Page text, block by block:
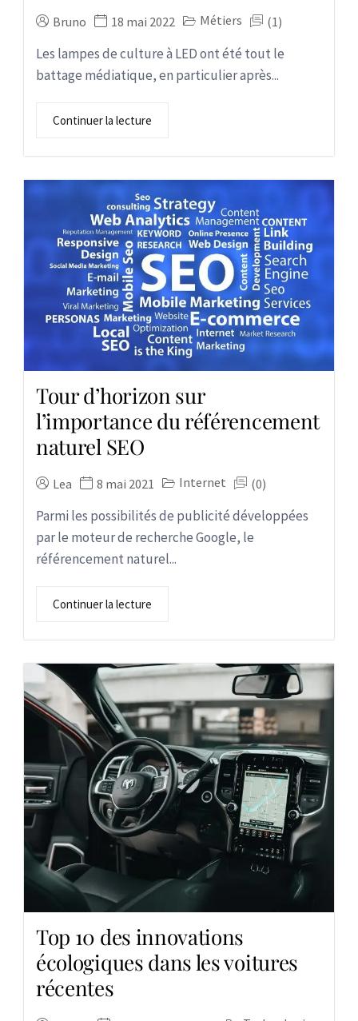
Bruno 18 mai 2022 Métiers (1)
Les lampes de culture à LED ont été tout le
battage médiatique, en particulier après...
Continuer la lecture
Tour d’horizon sur
l’importance du référencement
naturel SEO
Lea 8 mai 2021 Internet (0)
Parmi les possibilités de publicité développées
par le moteur de recherche Google, le
référencement naturel...
Continuer la lecture
Top 10 des innovations
écologiques dans les voitures
récentes